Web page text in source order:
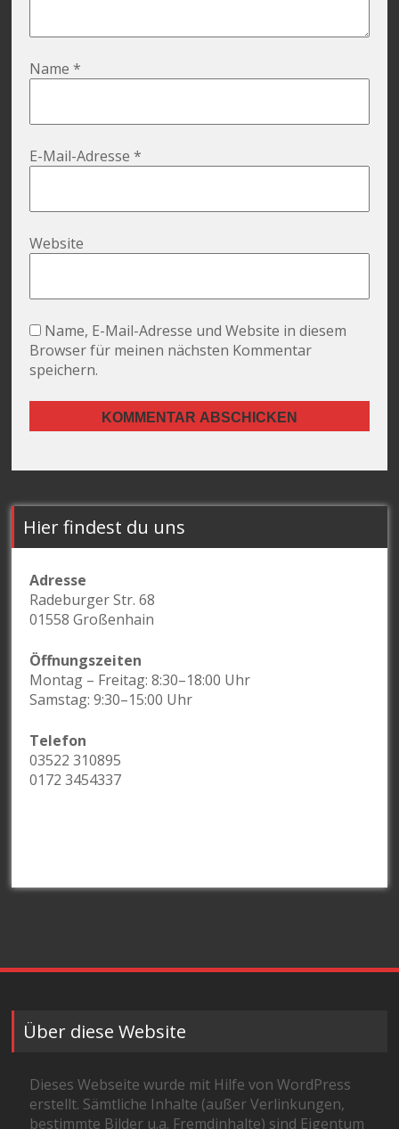
Name*
E-Mail-Adresse*
Website
Name, E-Mail-Adresse und Website in diesem
Browser für meinen nächsten Kommentar
speichern.
Hier findest du uns
Adresse
Radeburger Str. 68
01558 Großenhain
Öffnungszeiten
Montag – Freitag: 8:30–18:00 Uhr
Samstag: 9:30–15:00 Uhr
Telefon
03522 310895
0172 3454337
Über diese Website
Dieses Webseite wurde mit Hilfe von WordPress
erstellt. Sämtliche Inhalte (außer Verlinkungen,
bestimmte Bilder u.a. Fremdinhalte) sind Eigentum